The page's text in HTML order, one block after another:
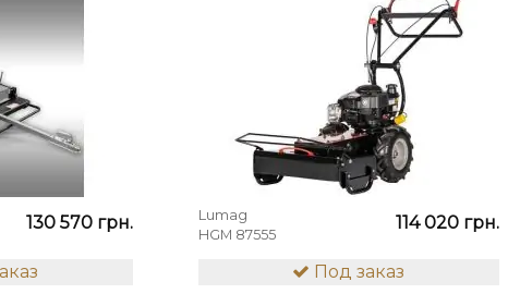
130 570 грн.
Lumag
HGM 87555
114 020 грн.
Под заказ